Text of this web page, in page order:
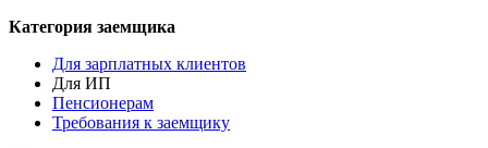
Категория заемщика
Для зарплатных клиентов
Для ИП
Пенсионерам
Требования к заемщику